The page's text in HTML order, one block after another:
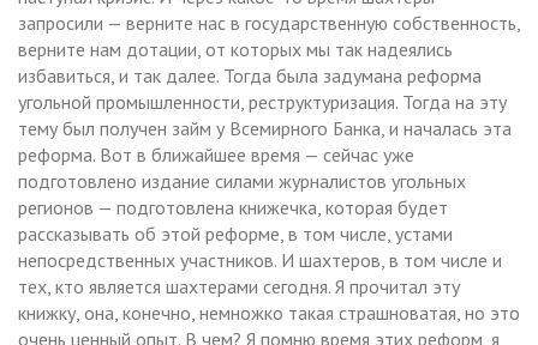
запросили — верните нас в государственную собственность,
верните нам дотации, от которых мы так надеялись
избавиться, и так далее. Тогда была задумана реформа
угольной промышленности, реструктуризация. Тогда на эту
тему был получен займ у Всемирного Банка, и началась эта
реформа. Вот в ближайшее время — сейчас уже
подготовлено издание силами журналистов угольных
регионов — подготовлена книжечка, которая будет
рассказывать об этой реформе, в том числе, устами
непосредственных участников. И шахтеров, в том числе и
тех, кто является шахтерами сегодня. Я прочитал эту
книжку, она, конечно, немножко такая страшноватая, но это
очень ценный опыт. В чем? Я помню время этих реформ, я